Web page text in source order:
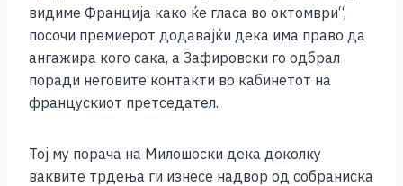
видиме Франција како ќе гласа во октомври“,
посочи премиерот додавајќи дека има право да
ангажира кого сака, а Зафировски го одбрал
поради неговите контакти во кабинетот на
францускиот претседател.
Тој му порача на Милошоски дека доколку
ваквите трдења ги изнесе надвор од собраниска